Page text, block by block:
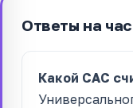
Ответы на
Какой CAC